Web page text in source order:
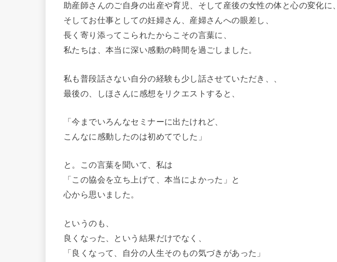
助産師さんのご自身の出産や育児、そして産後の女性の体と心の変化に、
そしてお仕事としての妊婦さん、産婦さんへの眼差し、
長く寄り添ってこられたからこその言葉に、
私たちは、本当に深い感動の時間を過ごしました。
私も普段話さない自分の経験も少し話させていただき、、
最後の、しほさんに感想をリクエストすると、
「今までいろんなセミナーに出たけれど、
こんなに感動したのは初めてでした」
と。この言葉を聞いて、私は
「この協会を立ち上げて、本当によかった」と
心から思いました。
というのも、
良くなった、という結果だけでなく、
「良くなって、自分の人生そのもの気づきがあった」